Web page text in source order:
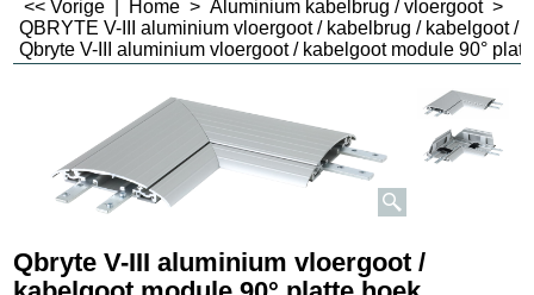
<< Vorige Home > Aluminium kabelbrug / vloergoot>
QBRYTE V-III aluminium vloergoot / kabelbrug / kabelgoot /
Qbryte V-III aluminium vloergoot / kabelgoot module 90°
Qbryte V-III aluminium vloergoot /